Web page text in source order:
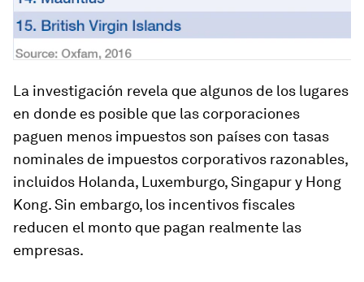
La investigación revela que algunos de los lugares
en donde es posible que las corporaciones
paguen menos impuestos son países con tasas
nominales de impuestos corporativos razonables,
incluidos Holanda, Luxemburgo, Singapur y Hong
Kong. Sin embargo, los incentivos fiscales
reducen el monto que pagan realmente las
empresas.